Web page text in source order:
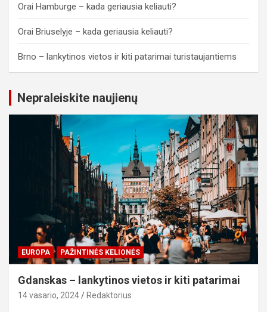
Orai Hamburge – kada geriausia keliauti?
Orai Briuselyje – kada geriausia keliauti?
Brno – lankytinos vietos ir kiti patarimai turistaujantiems
Nepraleiskite naujienų
EUROPA PAŽINTINĖS KELIONĖS
Gdanskas – lankytinos vietos ir kiti patarimai
14 vasario, 2024 Redaktorius